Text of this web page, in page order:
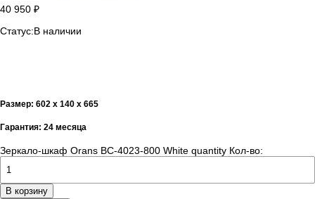
40 950 ₽
Статус:В наличии
Размер: 602 х 140 х 665
Гарантия: 24 месяца
Зеркало-шкаф Orans BC-4023-800 White quantity Кол-во:
В корзину